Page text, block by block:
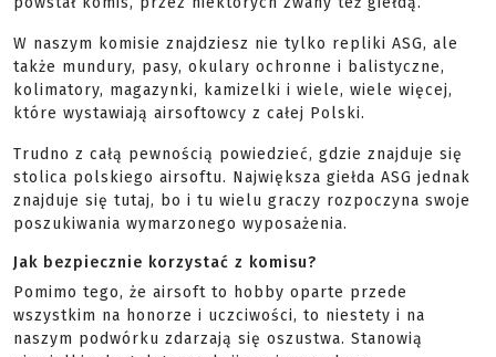
W naszym komisie znajdziesz nie tylko repliki ASG, ale
także mundury, pasy, okulary ochronne i balistyczne,
kolimatory, magazynki, kamizelki i wiele, wiele więcej,
które wystawiają airsoftowcy z całej Polski.
Trudno z całą pewnością powiedzieć, gdzie znajduje się
stolica polskiego airsoftu. Największa giełda ASG jednak
znajduje się tutaj, bo i tu wielu graczy rozpoczyna swoje
poszukiwania wymarzonego wyposażenia.
Jak bezpiecznie korzystać z komisu?
Pomimo tego, że airsoft to hobby oparte przede
wszystkim na honorze i uczciwości, to niestety i na
naszym podwórku zdarzają się oszustwa. Stanowią